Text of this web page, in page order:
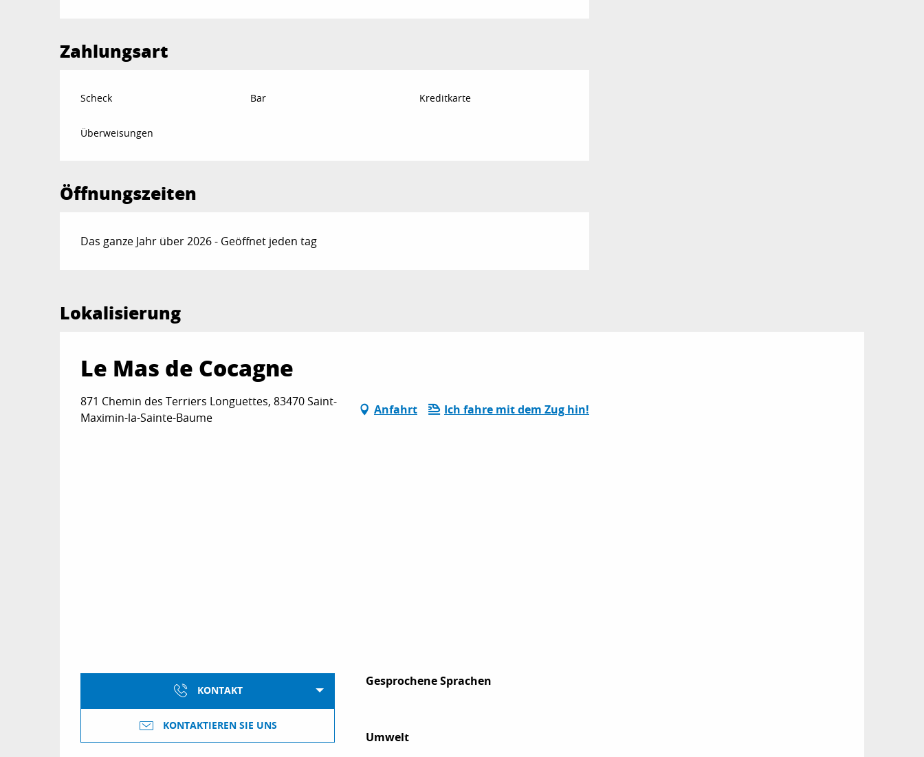
Zahlungsart
Scheck Bar Kreditkarte
Überweisungen
Öffnungszeiten
Das ganze Jahr über 2026 - Geöffnet jeden tag
Lokalisierung
Le Mas de Cocagne
871 Chemin des Terriers Longuettes, 83470 Saint-
Maximin-la-Sainte-Baume
Anfahrt Ich fahre mit dem Zug hin!
KONTAKT
KONTAKTIEREN SIE UNS
Gesprochene Sprachen
Gesprochene Sprachen
Umwelt
Umwelt